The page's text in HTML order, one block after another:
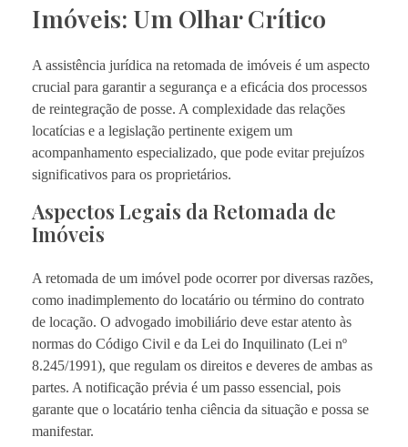
Imóveis: Um Olhar Crítico
A assistência jurídica na retomada de imóveis é um aspecto
crucial para garantir a segurança e a eficácia dos processos
de reintegração de posse. A complexidade das relações
locatícias e a legislação pertinente exigem um
acompanhamento especializado, que pode evitar prejuízos
significativos para os proprietários.
Aspectos Legais da Retomada de
Imóveis
A retomada de um imóvel pode ocorrer por diversas razões,
como inadimplemento do locatário ou término do contrato
de locação. O advogado imobiliário deve estar atento às
normas do Código Civil e da Lei do Inquilinato (Lei nº
8.245/1991), que regulam os direitos e deveres de ambas as
partes. A notificação prévia é um passo essencial, pois
garante que o locatário tenha ciência da situação e possa se
manifestar.